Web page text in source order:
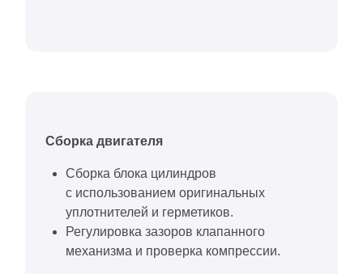
Сборка двигателя
Сборка блока цилиндров
с использованием оригинальных
уплотнителей и герметиков.
Регулировка зазоров клапанного
механизма и проверка компрессии.